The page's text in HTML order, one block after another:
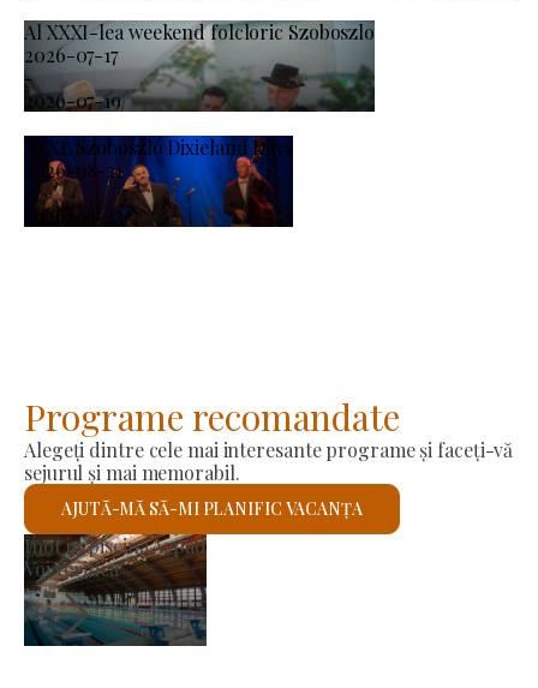
Al XXXI-lea weekend folcloric Szoboszlo
2026-07-17
-
2026-07-19
XXXI. Szoboszló Dixieland Days
2026-08-21
-
2026-08-23
Programe recomandate
Alegeți dintre cele mai interesante programe și faceți-vă
sejurul și mai memorabil.
AJUTĂ-MĂ SĂ-MI PLANIFIC VACANȚA